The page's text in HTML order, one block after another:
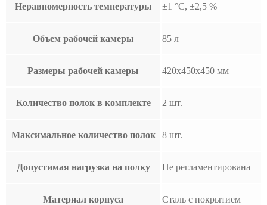
Неравномерность температуры ±1 °С, ±2,5 %
Объем рабочей камеры 85 л
Размеры рабочей камеры 420х450х450 мм
Количество полок в комплекте 2 шт.
Максимальное количество полок 8 шт.
Допустимая нагрузка на полку Не регламентирована
Материал корпуса Сталь с покрытием